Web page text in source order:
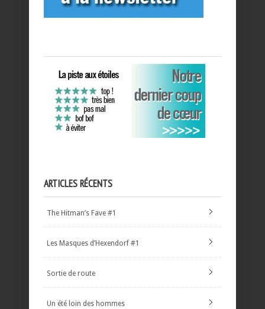
ARTICLES RÉCENTS
The Hitman’s Fave #1
Les Masques d’Hexendorf #1
Sortie de route
Un été loin des hommes